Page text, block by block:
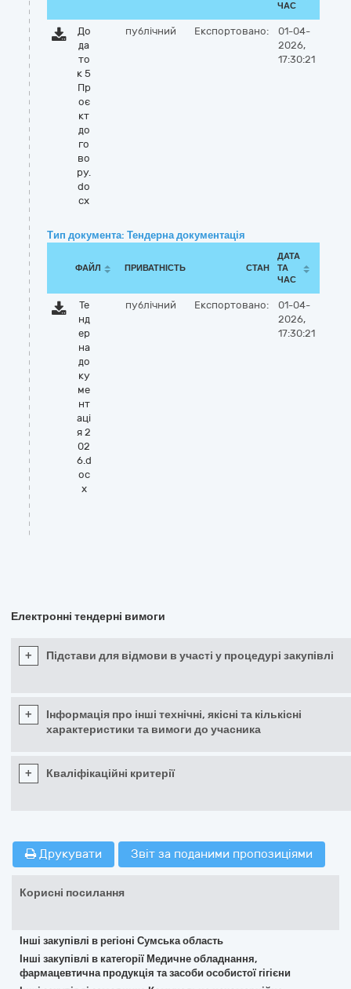
ЧАС
До
да
то
к 5
Пр
оє
кт
до
го
во
ру.
do
cx
публічний Експортовано:
01-04-
2026,
17:30:21
Тип документа: Тендерна документація
ФАЙЛ ПРИВАТНІСТЬ СТАН
ДАТА
ТА
ЧАС
Те
нд
ер
на
до
ку
ме
нт
аці
я 2
02
6.d
oc
x
публічний Експортовано:
01-04-
2026,
17:30:21
Електронні тендерні вимоги
+ Підстави для відмови в участі у процедурі закупівлі
+
Інформація про інші технічні, якісні та кількісні
характеристики та вимоги до учасника
+ Кваліфікаційні критерії
Друкувати Звіт за поданими пропозиціями
Корисні посилання
Інші закупівлі в регіоні Сумська область
Інші закупівлі в категорії Медичне обладнання,
фармацевтична продукція та засоби особистої гігієни